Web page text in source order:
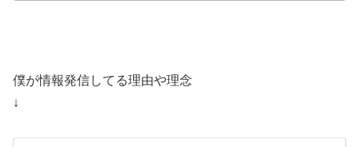
僕が情報発信してる理由や理念
↓